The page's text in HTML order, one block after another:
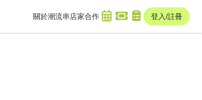
關於潮流串 店家合作 登入/註冊